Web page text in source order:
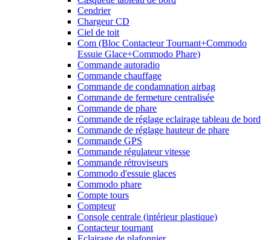
Cendrier
Chargeur CD
Ciel de toit
Com (Bloc Contacteur Tournant+Commodo
Essuie Glace+Commodo Phare)
Commande autoradio
Commande chauffage
Commande de condamnation airbag
Commande de fermeture centralisée
Commande de phare
Commande de réglage eclairage tableau de bord
Commande de réglage hauteur de phare
Commande GPS
Commande régulateur vitesse
Commande rétroviseurs
Commodo d'essuie glaces
Commodo phare
Compte tours
Compteur
Console centrale (intérieur plastique)
Contacteur tournant